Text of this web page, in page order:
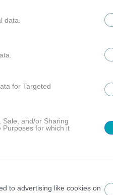
data.
for Targeted
Sale, and/or Sharing
Purposes for which it
to advertising like cookies on
τη μάχη με τον